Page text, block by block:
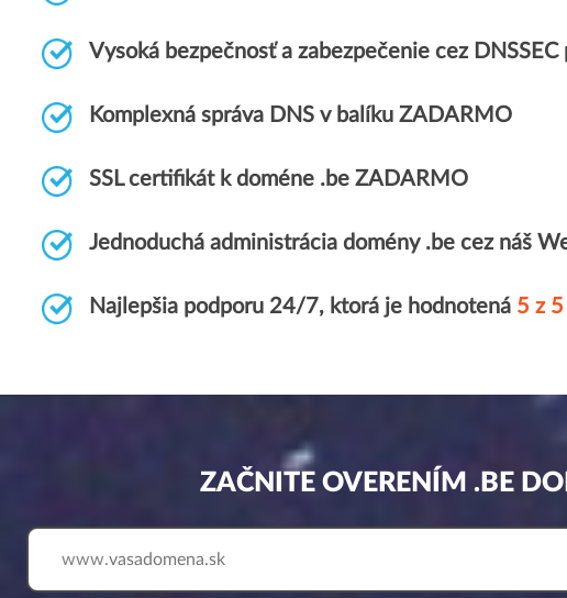
Vysoká bezpečnosť a zabezpečenie cez
Komplexná správa DNS v balíku ZADARMO
SSL certifikát k doméne .be ZADARMO
Jednoduchá administrácia domény .be cez náš
Najlepšia podporu 24/7, ktorá je hodnotená 5 z
ZAČNITE OVERENÍM .BE
www.